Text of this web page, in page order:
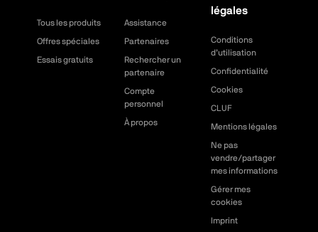
Tous les produits
Offres spéciales
Essais gratuits
Assistance
Partenaires
Rechercher un
partenaire
Compte
personnel
À propos
légales
Conditions
d’utilisation
Confidentialité
Cookies
CLUF
Mentions légales
Ne pas
vendre/partager
mes informations
Gérer mes
cookies
Imprint